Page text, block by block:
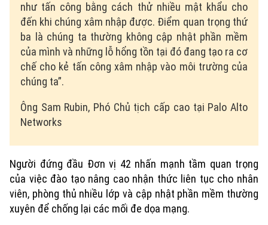
như tấn công bằng cách thử nhiều mật khẩu cho
đến khi chúng xâm nhập được. Điểm quan trọng thứ
ba là chúng ta thường không cập nhật phần mềm
của mình và những lỗ hổng tồn tại đó đang tạo ra cơ
chế cho kẻ tấn công xâm nhập vào môi trường của
chúng ta”.
Ông Sam Rubin, Phó Chủ tịch cấp cao tại Palo Alto
Networks
Người đứng đầu Đơn vị 42 nhấn mạnh tầm quan trọng
của việc đào tạo nâng cao nhận thức liên tục cho nhân
viên, phòng thủ nhiều lớp và cập nhật phần mềm thường
xuyên để chống lại các mối đe dọa mạng.